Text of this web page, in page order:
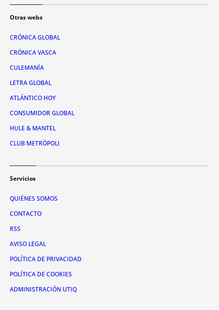
Otras webs
CRÓNICA GLOBAL
CRÓNICA VASCA
CULEMANÍA
LETRA GLOBAL
ATLÁNTICO HOY
CONSUMIDOR GLOBAL
HULE & MANTEL
CLUB METRÓPOLI
Servicios
QUIÉNES SOMOS
CONTACTO
RSS
AVISO LEGAL
POLÍTICA DE PRIVACIDAD
POLÍTICA DE COOKIES
ADMINISTRACIÓN UTIQ